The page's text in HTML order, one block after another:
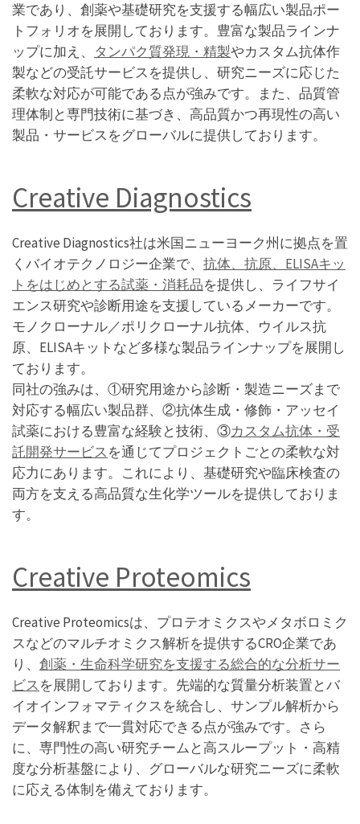
業であり、創薬や基礎研究を支援する幅広い製品ポー
トフォリオを展開しております。豊富な製品ラインナ
ップに加え、 タンパク質発現・精製やカスタム抗体作
製などの受託サービスを提供し、研究ニーズに応じた
柔軟な対応が可能である点が強みです。また、品質管
理体制と専門技術に基づき、高品質かつ再現性の高い
製品・サービスをグローバルに提供しております。
Creative Diagnostics
Creative Diagnostics社は米国ニューヨーク州に拠点を置
くバイオテクノロジー企業で、 抗体、抗原、ELISAキッ
トをはじめとする試薬・消耗品を提供し、ライフサイ
エンス研究や診断用途を支援しているメーカーです。
モノクローナル／ポリクローナル抗体、ウイルス抗
原、ELISAキットなど多様な製品ラインナップを展開し
ております。
同社の強みは、①研究用途から診断・製造ニーズまで
対応する幅広い製品群、②抗体生成・修飾・アッセイ
試薬における豊富な経験と技術、③カスタム抗体・受
託開発サービスを通じてプロジェクトごとの柔軟な対
応力にあります。これにより、基礎研究や臨床検査の
両方を支える高品質な生化学ツールを提供しておりま
す。
Creative Proteomics
Creative Proteomicsは、プロテオミクスやメタボロミク
スなどのマルチオミクス解析を提供するCRO企業であ
り、 創薬・生命科学研究を支援する総合的な分析サー
ビスを展開しております。先端的な質量分析装置とバ
イオインフォマティクスを統合し、サンプル解析から
データ解釈まで一貫対応できる点が強みです。さら
に、専門性の高い研究チームと高スループット・高精
度な分析基盤により、グローバルな研究ニーズに柔軟
に応える体制を備えております。